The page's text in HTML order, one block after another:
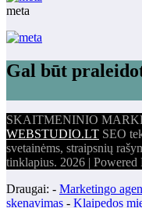
meta
Gal būt
SKAITMENINIO
WEBSTUDIO.LT SEO
svetainėms, straipsnių
tinklapius. 2026 | Powered
Draugai: - Marketingo
skenavimas - Klaipedos